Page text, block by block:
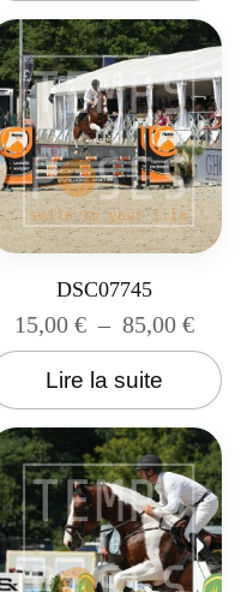
DSC07745
15,00€ – 85,00€
Lire la suite